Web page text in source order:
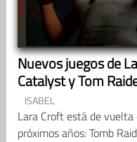
Nuevos juegos de
Catalyst y Tom
ISABEL
Lara Croft está de
próximos años: Tomb